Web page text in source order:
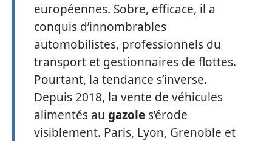
européennes. Sobre, efficace, il a
conquis d’innombrables
automobilistes, professionnels du
transport et gestionnaires de flottes.
Pourtant, la tendance s’inverse.
Depuis 2018, la vente de véhicules
alimentés au gazole s’érode
visiblement. Paris, Lyon, Grenoble et